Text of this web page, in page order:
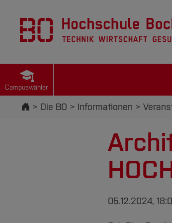
Campuswähler
Startseite
Die BO Informationen
05.12.2024,